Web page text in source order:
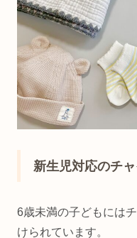
新生児対応のチ
6歳未満の子どもには
けられています。